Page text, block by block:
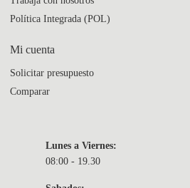
Política Integrada (POL)
Mi cuenta
Solicitar presupuesto
Comparar
Lunes a Viernes:
08:00 - 19.30